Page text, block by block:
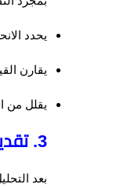
يحدد
يقارن
يقلل من
3. تقديم تعليمات ضبط دقيقة للفني
بعد